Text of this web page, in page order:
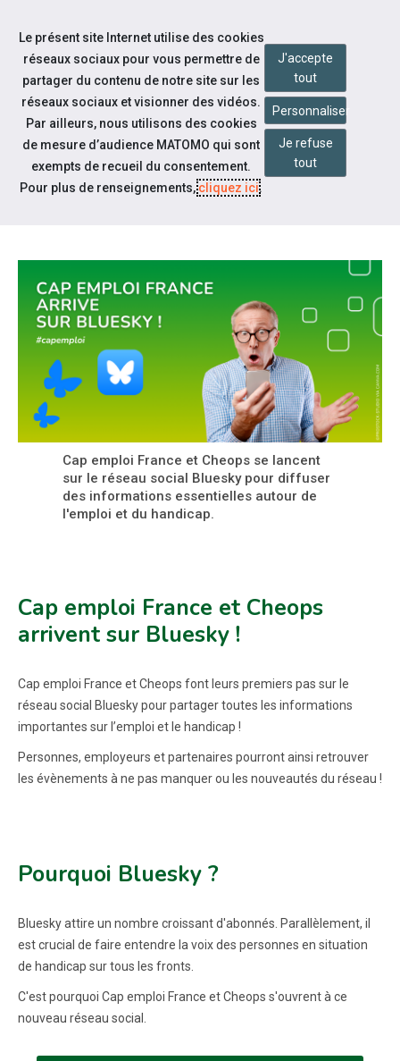
Aller au contenu
Notre actualité
CAP EMPLOI FRANCE ARRIVE
Cap emploi France et Cheops se lancent
sur le réseau social Bluesky pour diffuser
des informations essentielles autour de
l'emploi et du handicap.
Cap emploi France et Cheops
arrivent sur Bluesky !
Cap emploi France et Cheops font leurs premiers pas sur le
réseau social Bluesky pour partager toutes les informations
importantes sur l’emploi et le handicap !
Personnes, employeurs et partenaires pourront ainsi retrouver
les évènements à ne pas manquer ou les nouveautés du réseau !
Pourquoi Bluesky ?
Bluesky attire un nombre croissant d'abonnés. Parallèlement, il
est crucial de faire entendre la voix des personnes en situation
de handicap sur tous les fronts.
C'est pourquoi Cap emploi France et Cheops s'ouvrent à ce
nouveau réseau social.
Le présent site Internet utilise des cookies
réseaux sociaux pour vous permettre de
partager du contenu de notre site sur les
réseaux sociaux et visionner des vidéos.
Par ailleurs, nous utilisons des cookies
de mesure d’audience MATOMO qui sont
exempts de recueil du consentement.
Pour plus de renseignements,cliquez ici.
J'accepte
tout
Personnaliser
Je refuse
tout